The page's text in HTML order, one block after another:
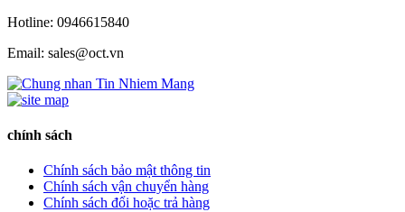
Hotline: 0946615840
Email: sales@oct.vn
chính sách
Chính sách bảo mật thông tin
Chính sách vận chuyển hàng
Chính sách đổi hoặc trả hàng